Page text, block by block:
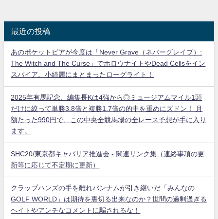
最近の投稿
あのポケットピアが今度は「Never Grave（ネバーグレイブ）:
The Witch and The Curse」でホロウナイトやDead Cellsをイン
スパイア。小綺麗にまとまったローグライト！
2025年有馬記念、編集長Kは4強から◎ミュージアムマイル1頭
だけに絞って単勝3.8倍と複勝1.7倍の的中を重めにズドン！ 月
額たった990円で、この中央全競馬場の全レース予想が手に入り
ます。
SHC20/東京都キャバリア推進会 - 関連リンク集（連絡事項の更
新等に応じて不定期に更新）
クラップハンズの手を離れバンナムが引き継いだ「みんなの
GOLF WORLD」は期待を裏切る出来なのか？世間の過剰過ぎる
ヘイトやアンチなコメントに騙されるな！